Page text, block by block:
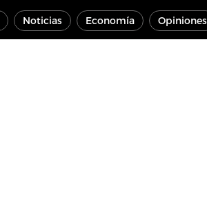
Noticias Economía Opiniones